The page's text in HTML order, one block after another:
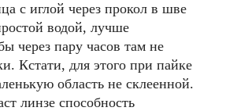
с иглой через прокол в шве
водой, лучше
через пару часов там не
Кстати, для этого при пайке
область не склеенной.
линзе способность